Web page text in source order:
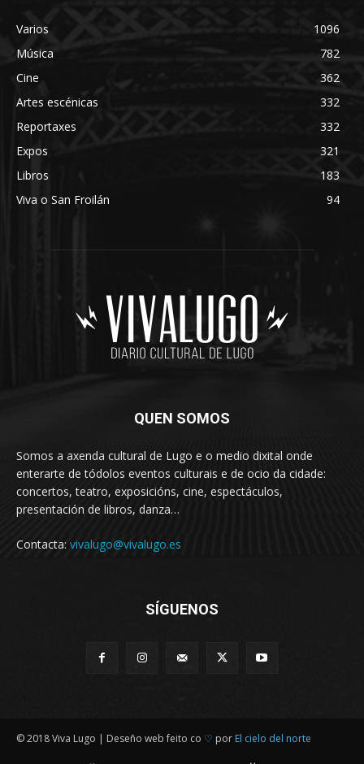
Varios
1096
Música
782
Cine
362
Artes escénicas
332
Reportaxes
332
Expos
321
Libros
183
Viva o San Froilán
94
QUEN SOMOS
Somos a axenda cultural de Lugo e o medio dixital onde
enterarte de tódolos eventos culturais e de ocio da cidade:
concertos, teatro, exposicións, cine, espectáculos,
presentación de libros, danza…
Contacta: vivalugo@vivalugo.es
SÍGUENOS
© 2018 Viva Lugo | Deseño web feito co ♡ por El cielo del norte